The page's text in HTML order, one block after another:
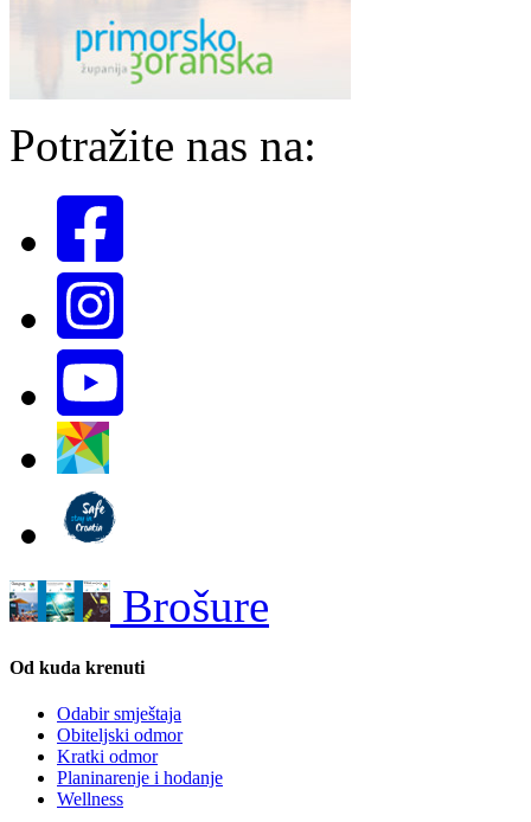
Potražite nas na:
Brošure
Od kuda krenuti
Odabir smještaja
Obiteljski odmor
Kratki odmor
Planinarenje i hodanje
Wellness